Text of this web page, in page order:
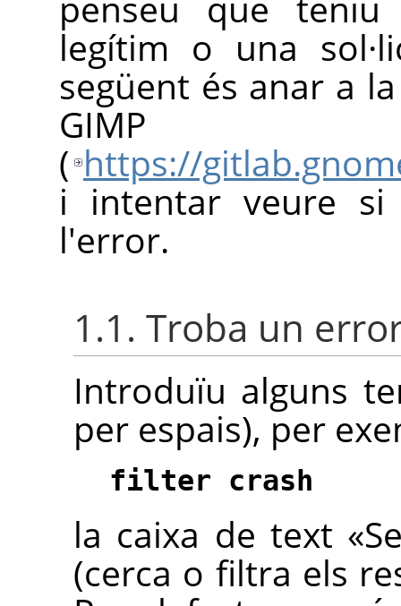
legítim o una
següent és anar a
GIMP
( https://
i intentar veure
l'error.
1.1. Troba un
Introduïu alguns
per espais), per
filter crash
la caixa de text
(cerca o filtra els